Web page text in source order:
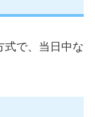
式で、当日中な